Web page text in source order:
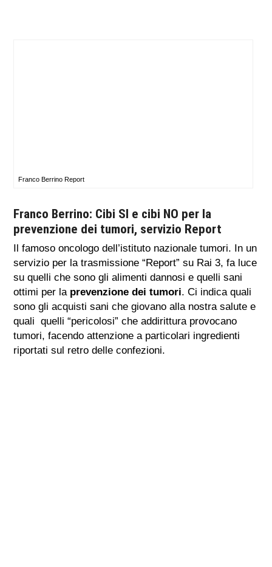
Franco Berrino Report
Franco Berrino: Cibi SI e cibi NO per la
prevenzione dei tumori, servizio Report
Il famoso oncologo dell’istituto nazionale tumori. In un
servizio per la trasmissione “Report” su Rai 3, fa luce
su quelli che sono gli alimenti dannosi e quelli sani
ottimi per la prevenzione dei tumori. Ci indica quali
sono gli acquisti sani che giovano alla nostra salute e
quali quelli “pericolosi” che addirittura provocano
tumori, facendo attenzione a particolari ingredienti
riportati sul retro delle confezioni.